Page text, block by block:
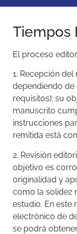
Tiempos
El proceso
1. Recepción
dependiendo
requisitos): su
manuscrito
instrucciones
remitida está
2. Revisión
objetivo es
originalidad y
como la solidez
estudio. En este
electrónico de
se podrá